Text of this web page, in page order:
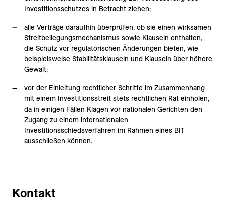
Investitionsschutzes in Betracht ziehen;
alle Verträge daraufhin überprüfen, ob sie einen wirksamen
Streitbeilegungsmechanismus sowie Klauseln enthalten,
die Schutz vor regulatorischen Änderungen bieten, wie
beispielsweise Stabilitätsklauseln und Klauseln über höhere
Gewalt;
vor der Einleitung rechtlicher Schritte im Zusammenhang
mit einem Investitionsstreit stets rechtlichen Rat einholen,
da in einigen Fällen Klagen vor nationalen Gerichten den
Zugang zu einem internationalen
Investitionsschiedsverfahren im Rahmen eines BIT
ausschließen können.
Kontakt